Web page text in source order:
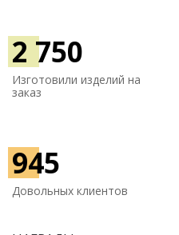
2 750
Изготовили изделий на
заказ
945
Довольных клиентов